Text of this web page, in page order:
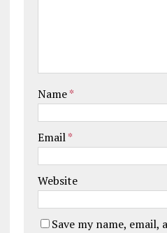
Name*
Email*
Website
Save my name, email,